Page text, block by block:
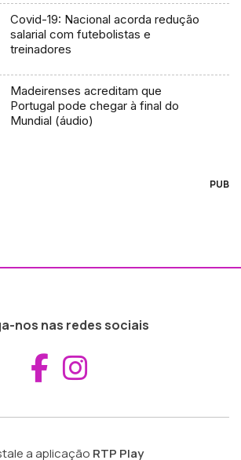
Covid-19: Nacional acorda redução
salarial com futebolistas e
treinadores
Madeirenses acreditam que
Portugal pode chegar à final do
Mundial (áudio)
PUB
nos nas redes sociais
Aceder ao
a aplicação RTP Play